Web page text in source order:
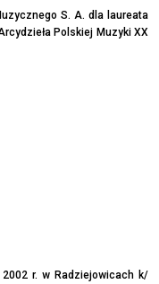
S. A. dla laureata
Polskiej Muzyki XX
r. w Radziejowicach k/